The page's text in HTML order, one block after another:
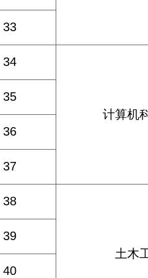
33
34
计算机
35
36
37
38
土木
39
40